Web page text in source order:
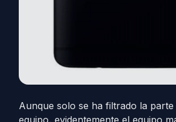
Aunque solo se ha filtrado la